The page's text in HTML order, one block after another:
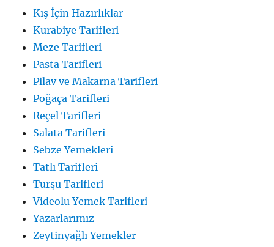
Kış İçin Hazırlıklar
Kurabiye Tarifleri
Meze Tarifleri
Pasta Tarifleri
Pilav ve Makarna Tarifleri
Poğaça Tarifleri
Reçel Tarifleri
Salata Tarifleri
Sebze Yemekleri
Tatlı Tarifleri
Turşu Tarifleri
Videolu Yemek Tarifleri
Yazarlarımız
Zeytinyağlı Yemekler